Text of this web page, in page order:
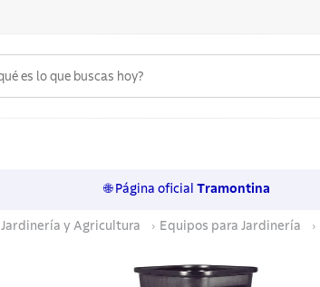
🌐 Página oficial Tramontina
Jardinería y Agricultura Equipos para Jardinería
10. olla